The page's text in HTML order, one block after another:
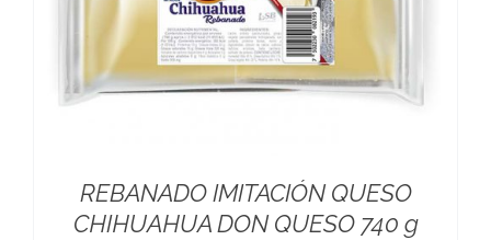
REBANADO IMITACIÓN QUESO
CHIHUAHUA DON QUESO 740 g